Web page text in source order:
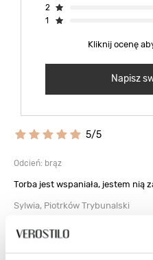
2
1
Kliknij ocenę
Napisz
5/5
Odcień: brąz
Torba jest wspaniała, jestem nią
Sylwia, Piotrków Trybunalski